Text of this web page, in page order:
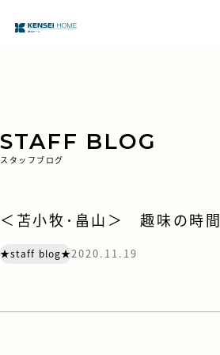
STAFF BLOG
スタッフブログ
＜苫小牧･畠山＞ 趣味の時間
★staff blog★2020.11.19